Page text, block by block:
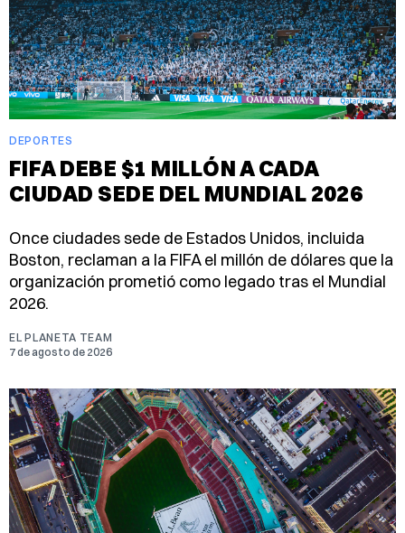
DEPORTES
FIFA DEBE $1 MILLÓN A CADA
CIUDAD SEDE DEL MUNDIAL 2026
Once ciudades sede de Estados Unidos, incluida
Boston, reclaman a la FIFA el millón de dólares que la
organización prometió como legado tras el Mundial
2026.
EL PLANETA TEAM
7 de agosto de 2026